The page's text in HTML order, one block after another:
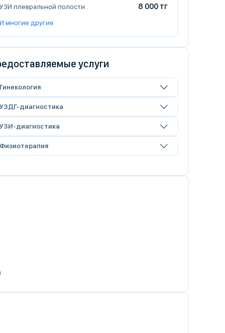
УЗИ плевральной полости 8 000 тг
И многие другие
услуги
Гинекология
УЗДГ-диагностика
УЗИ-диагностика
Физиотерапия